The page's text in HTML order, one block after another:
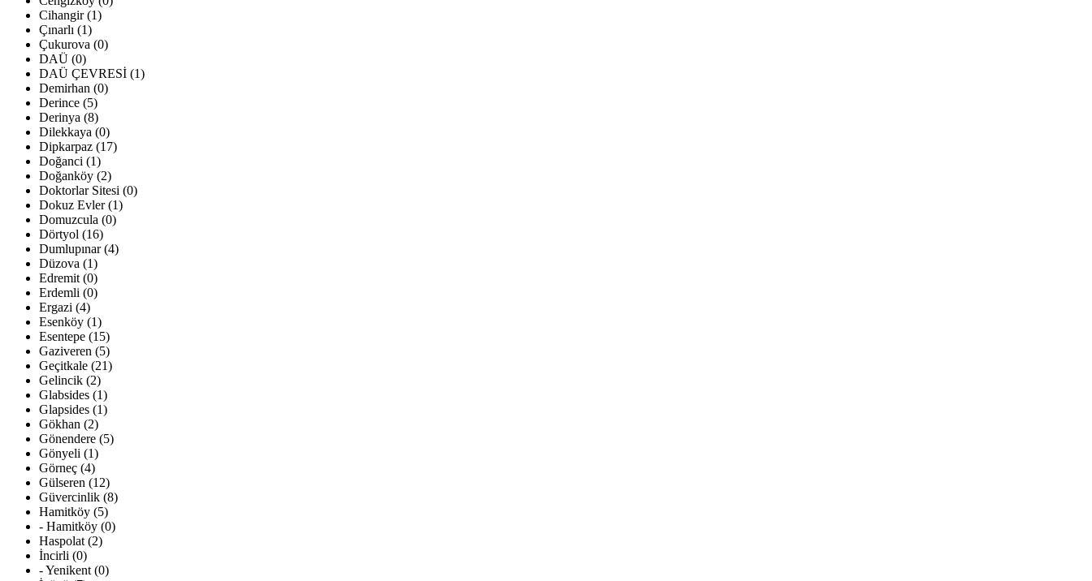
Cihangir (1)
Çınarlı (1)
Çukurova (0)
DAÜ (0)
DAÜ ÇEVRESİ (1)
Demirhan (0)
Derince (5)
Derinya (8)
Dilekkaya (0)
Dipkarpaz (17)
Doğanci (1)
Doğanköy (2)
Doktorlar Sitesi (0)
Dokuz Evler (1)
Domuzcula (0)
Dörtyol (16)
Dumlupınar (4)
Düzova (1)
Edremit (0)
Erdemli (0)
Ergazi (4)
Esenköy (1)
Esentepe (15)
Gaziveren (5)
Geçitkale (21)
Gelincik (2)
Glabsides (1)
Glapsides (1)
Gökhan (2)
Gönendere (5)
Gönyeli (1)
Görneç (4)
Gülseren (12)
Güvercinlik (8)
Hamitköy (5)
- Hamitköy (0)
Haspolat (2)
İncirli (0)
- Yenikent (0)